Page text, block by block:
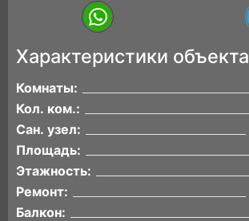
Характеристики объекта
Комнаты:
Кол. ком.:
Сан. узел:
Площадь:
Этажность:
Ремонт:
Балкон: